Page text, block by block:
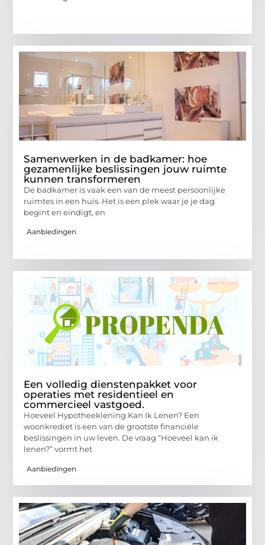
Samenwerken in de badkamer: hoe
gezamenlijke beslissingen jouw ruimte
kunnen transformeren
De badkamer is vaak een van de meest persoonlijke
ruimtes in een huis. Het is een plek waar je je dag
begint en eindigt, en
Aanbiedingen
Een volledig dienstenpakket voor
operaties met residentieel en
commercieel vastgoed.
Hoeveel Hypotheeklening Kan Ik Lenen? Een
woonkrediet is een van de grootste financiële
beslissingen in uw leven. De vraag “Hoeveel kan ik
lenen?” vormt het
Aanbiedingen